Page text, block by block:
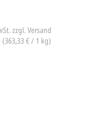
zzgl. Versand
€ / 1 kg)